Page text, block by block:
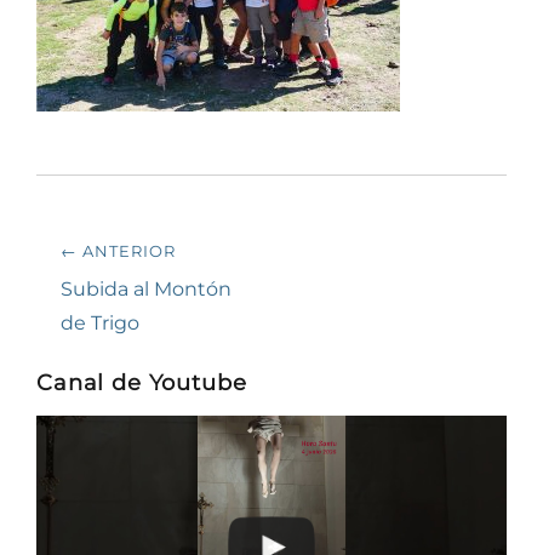
Navegación
de
entradas
← ANTERIOR
Entrada
anterior:
Subida al Montón
de Trigo
Canal de Youtube